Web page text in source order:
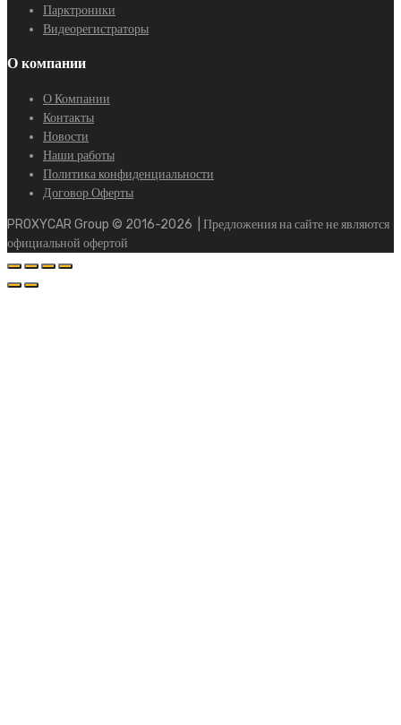
Парктроники
Видеорегистраторы
О компании
О Компании
Контакты
Новости
Наши работы
Политика конфиденциальности
Договор Оферты
PROXYCAR Group © 2016-2026
| Предложения на сайте не являются
официальной офертой